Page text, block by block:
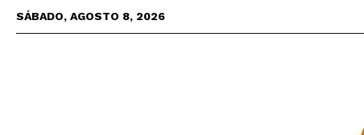
SÁBADO, AGOSTO 8, 2026